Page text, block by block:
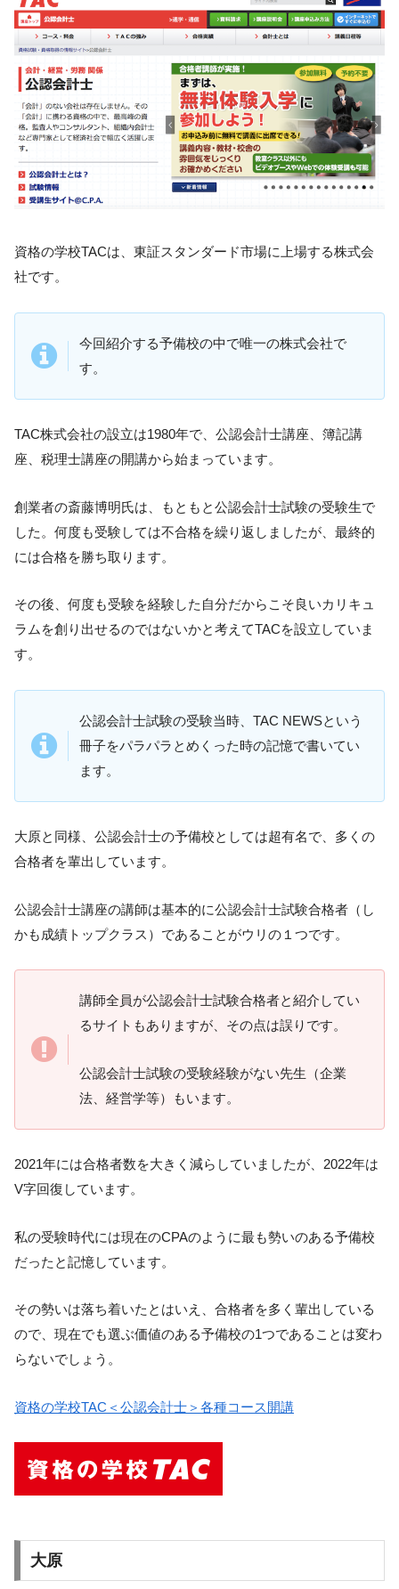
資格の学校TACは、東証スタンダード市場に上場する株式会
社です。
今回紹介する予備校の中で唯一の株式会社で
す。
TAC株式会社の設立は1980年で、公認会計士講座、簿記講
座、税理士講座の開講から始まっています。
創業者の斎藤博明氏は、もともと公認会計士試験の受験生で
した。何度も受験しては不合格を繰り返しましたが、最終的
には合格を勝ち取ります。
その後、何度も受験を経験した自分だからこそ良いカリキュ
ラムを創り出せるのではないかと考えてTACを設立していま
す。
公認会計士試験の受験当時、TAC NEWSという
冊子をパラパラとめくった時の記憶で書いてい
ます。
大原と同様、公認会計士の予備校としては超有名で、多くの
合格者を輩出しています。
公認会計士講座の講師は基本的に公認会計士試験合格者（し
かも成績トップクラス）であることがウリの１つです。
講師全員が公認会計士試験合格者と紹介してい
るサイトもありますが、その点は誤りです。
公認会計士試験の受験経験がない先生（企業
法、経営学等）もいます。
2021年には合格者数を大きく減らしていましたが、2022年は
V字回復しています。
私の受験時代には現在のCPAのように最も勢いのある予備校
だったと記憶しています。
その勢いは落ち着いたとはいえ、合格者を多く輩出している
ので、現在でも選ぶ価値のある予備校の1つであることは変わ
らないでしょう。
資格の学校TAC＜公認会計士＞各種コース開講
大原